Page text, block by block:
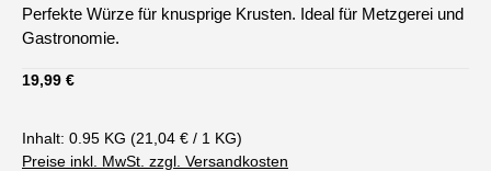
Perfekte Würze für knusprige Krusten. Ideal für Metzgerei und
Gastronomie.
Regulärer Preis:
19,99 €
Inhalt: 0.95 KG (21,04 € / 1 KG)
Preise inkl. MwSt. zzgl. Versandkosten